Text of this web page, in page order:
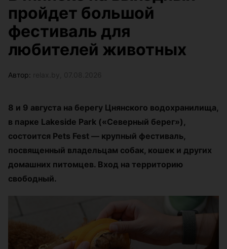
пройдет большой
фестиваль для
любителей животных
Автор:
8 и 9 августа на берегу Цнянского водохранилища,
в парке Lakeside Park («Северный берег»),
состоится Pets Fest — крупный фестиваль,
посвященный владельцам собак, кошек и других
домашних питомцев. Вход на территорию
свободный.